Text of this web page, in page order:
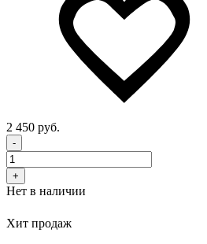
2 450 руб.
-
+
Нет в наличии
Хит продаж